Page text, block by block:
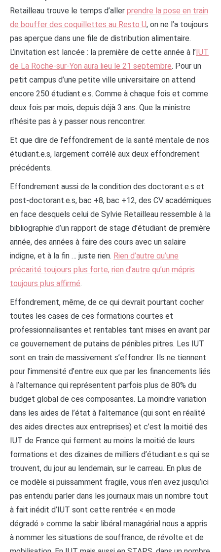
Retailleau trouve le temps d’aller prendre la pose en train
de bouffer des coquillettes au Resto U, on ne l’a toujours
pas aperçue dans une file de distribution alimentaire.
L’invitation est lancée : la première de cette année à l’ IUT
de La Roche-sur-Yon aura lieu le 21 septembre. Pour un
petit campus d’une petite ville universitaire on attend
encore 250 étudiant.e.s. Comme à chaque fois et comme
deux fois par mois, depuis déjà 3 ans. Que la ministre
n’hésite pas à y passer nous rencontrer.
Et que dire de l’effondrement de la santé mentale de nos
étudiant.e.s, largement corrélé aux deux effondrement
précédents.
Effondrement aussi de la condition des doctorant.e.s et
post-doctorant.e.s, bac +8, bac +12, des CV académiques
en face desquels celui de Sylvie Retailleau ressemble à la
bibliographie d’un rapport de stage d’étudiant de première
année, des années à faire des cours avec un salaire
indigne, et à la fin … juste rien. Rien d’autre qu’une
précarité toujours plus forte, rien d’autre qu’un mépris
toujours plus affirmé.
Effondrement, même, de ce qui devrait pourtant cocher
toutes les cases de ces formations courtes et
professionnalisantes et rentables tant mises en avant par
ce gouvernement de putains de pénibles pitres. Les IUT
sont en train de massivement s’effondrer. Ils ne tiennent
pour l’immensité d’entre eux que par les financements liés
à l’alternance qui représentent parfois plus de 80% du
budget global de ces composantes. La moindre variation
dans les aides de l’état à l’alternance (qui sont en réalité
des aides directes aux entreprises) et c’est la moitié des
IUT de France qui ferment au moins la moitié de leurs
formations et des dizaines de milliers d’étudiant.e.s qui se
trouvent, du jour au lendemain, sur le carreau. En plus de
ce modèle si puissamment fragile, vous n’en avez jusqu’ici
pas entendu parler dans les journaux mais un nombre tout
à fait inédit d’IUT sont cette rentrée « en mode
dégradé » comme la sabir libéral managérial nous a appris
à nommer les situations de souffrance, de révolte et de